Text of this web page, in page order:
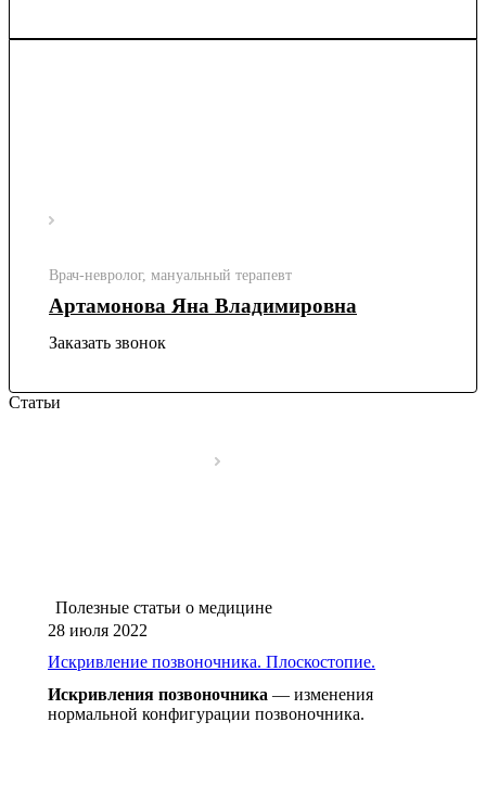
Врач-невролог, мануальный терапевт
Артамонова Яна Владимировна
Заказать звонок
Статьи
Полезные статьи о медицине
28 июля 2022
Искривление позвоночника. Плоскостопие.
Искривления позвоночника — изменения
нормальной конфигурации позвоночника.